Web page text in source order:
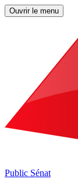
Ouvrir le menu
Public Sénat